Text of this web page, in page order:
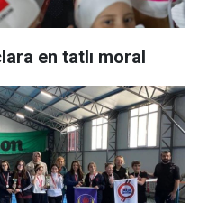
en tatlı moral